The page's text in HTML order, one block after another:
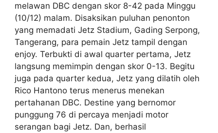
melawan DBC dengan skor 8-42 pada Minggu
(10/12) malam. Disaksikan puluhan penonton
yang memadati Jetz Stadium, Gading Serpong,
Tangerang, para pemain Jetz tampil dengan
enjoy. Terbukti di awal quarter pertama, Jetz
langsung memimpin dengan skor 0-13. Begitu
juga pada quarter kedua, Jetz yang dilatih oleh
Rico Hantono terus menerus menekan
pertahanan DBC. Destine yang bernomor
punggung 76 di percaya menjadi motor
serangan bagi Jetz. Dan, berhasil